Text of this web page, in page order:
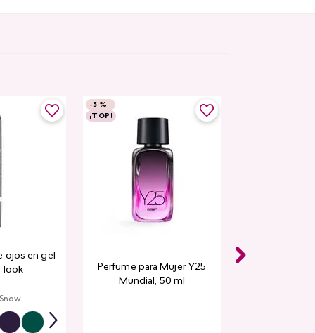
ojos en gel
look
-5 %
¡TOP!
Perfume para Mujer Y25
Mundial​, 50 ml